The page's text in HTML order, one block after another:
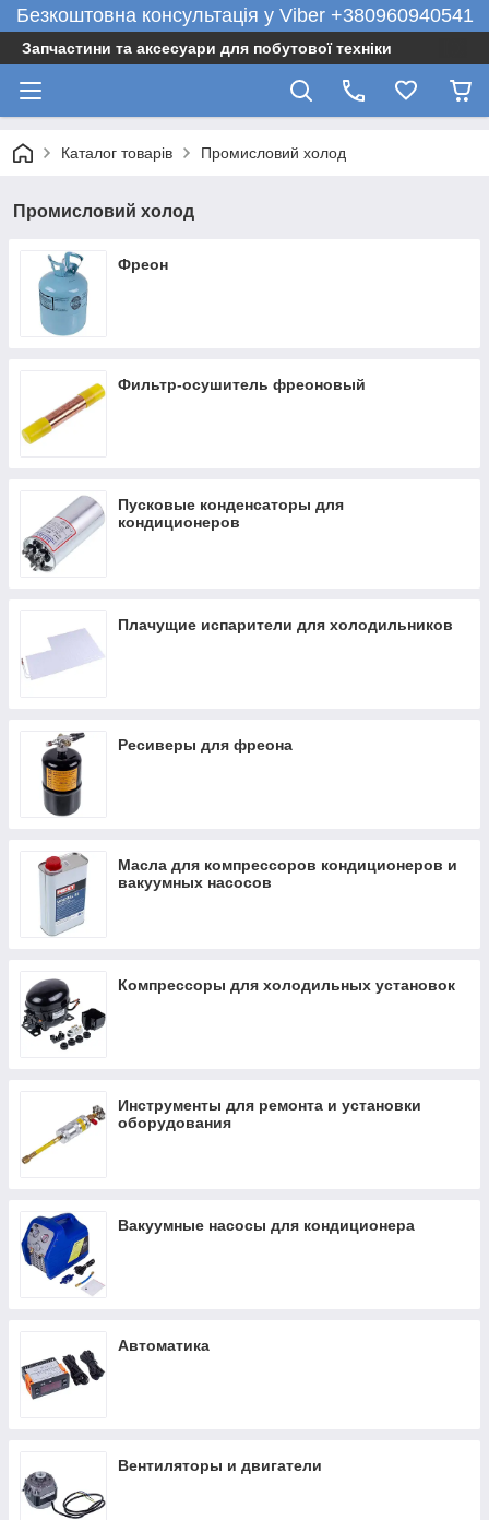
Безкоштовна консультація у Viber +380960940541
Запчастини та аксесуари для побутової техніки
Каталог товарів Промисловий холод
Промисловий холод
Фреон
Фильтр-осушитель фреоновый
Пусковые конденсаторы для
кондиционеров
Плачущие испарители для холодильников
Ресиверы для фреона
Масла для компрессоров кондиционеров и
вакуумных насосов
Компрессоры для холодильных установок
Инструменты для ремонта и установки
оборудования
Вакуумные насосы для кондиционера
Автоматика
Вентиляторы и двигатели